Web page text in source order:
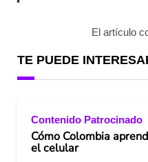
El artículo
TE PUEDE
Contenido Patrocinado
Cómo Colombia
el celular